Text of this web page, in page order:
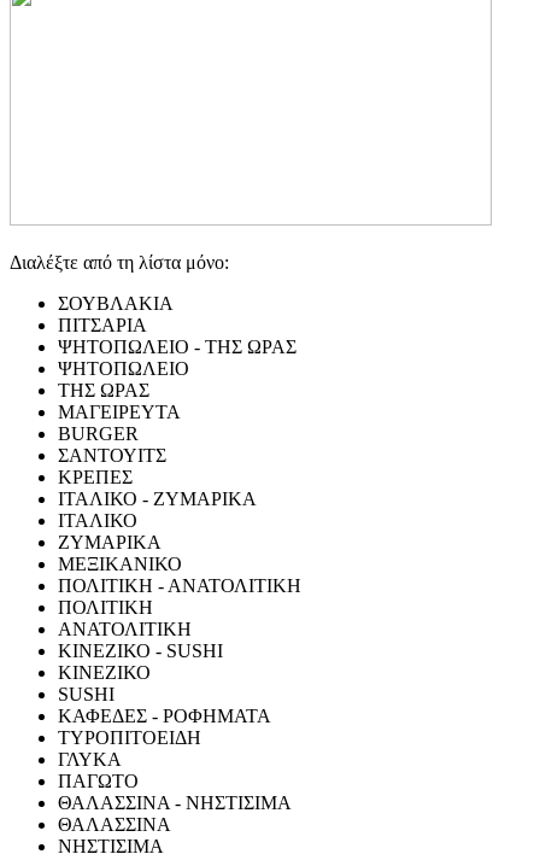
Διαλέξτε από τη λίστα μόνο:
ΣΟΥΒΛΑΚΙΑ
ΠΙΤΣΑΡΙΑ
ΨΗΤΟΠΩΛΕΙΟ - ΤΗΣ ΩΡΑΣ
ΨΗΤΟΠΩΛΕΙΟ
ΤΗΣ ΩΡΑΣ
ΜΑΓΕΙΡΕΥΤΑ
BURGER
ΣΑΝΤΟΥΙΤΣ
ΚΡΕΠΕΣ
ΙΤΑΛΙΚΟ - ΖΥΜΑΡΙΚΑ
ΙΤΑΛΙΚΟ
ΖΥΜΑΡΙΚΑ
ΜΕΞΙΚΑΝΙΚΟ
ΠΟΛΙΤΙΚΗ - ΑΝΑΤΟΛΙΤΙΚΗ
ΠΟΛΙΤΙΚΗ
ΑΝΑΤΟΛΙΤΙΚΗ
ΚΙΝΕΖΙΚΟ - SUSHI
ΚΙΝΕΖΙΚΟ
SUSHI
ΚΑΦΕΔΕΣ - ΡΟΦΗΜΑΤΑ
ΤΥΡΟΠΙΤΟΕΙΔΗ
ΓΛΥΚΑ
ΠΑΓΩΤΟ
ΘΑΛΑΣΣΙΝΑ - ΝΗΣΤΙΣΙΜΑ
ΘΑΛΑΣΣΙΝΑ
ΝΗΣΤΙΣΙΜΑ